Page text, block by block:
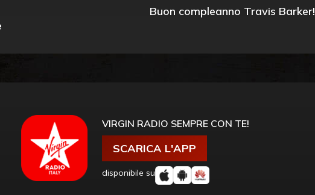
Buon compleanno Travis Barker!
VIRGIN RADIO SEMPRE CON TE!
SCARICA L'APP
disponibile su